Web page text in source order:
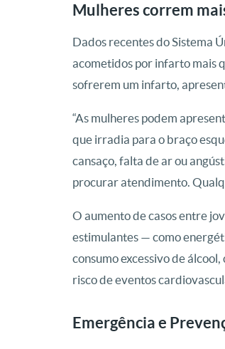
Mulheres correm
Dados recentes do Sistema
acometidos por infarto mais
sofrerem um infarto,
“As mulheres podem
que irradia para o braço
cansaço, falta de ar ou
procurar atendimento.
O aumento de casos entre
estimulantes — como
consumo excessivo de
risco de eventos
Emergência e